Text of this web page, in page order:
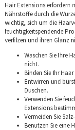
Hair Extensions erfordern
Nährstoffe durch die
wichtig, sich um die
feuchtigkeitspendende
verfilzen und ihren Glanz
Waschen Sie Ihre
nicht.
Binden Sie Ihr
Entwirren und
Duschen.
Verwenden Sie
Extensions
Vermeiden Sie
Benutzen Sie eine